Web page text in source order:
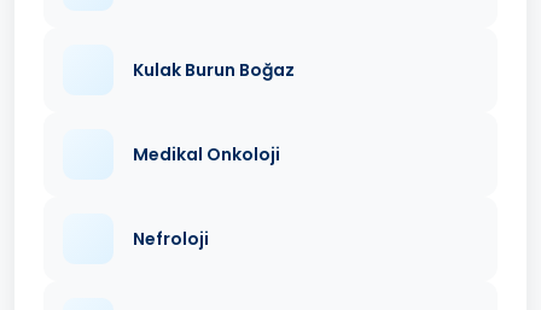
Kulak Burun Boğaz
Medikal Onkoloji
Nefroloji